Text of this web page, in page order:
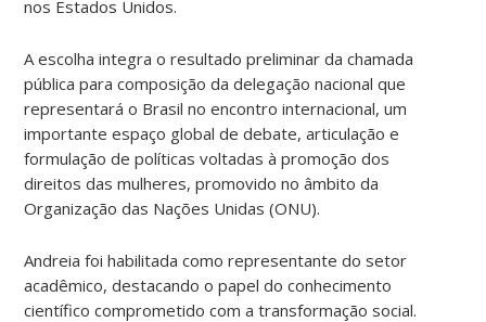
nos Estados Unidos.
A escolha integra o resultado preliminar da chamada
pública para composição da delegação nacional que
representará o Brasil no encontro internacional, um
importante espaço global de debate, articulação e
formulação de políticas voltadas à promoção dos
direitos das mulheres, promovido no âmbito da
Organização das Nações Unidas (ONU).
Andreia foi habilitada como representante do setor
acadêmico, destacando o papel do conhecimento
científico comprometido com a transformação social.